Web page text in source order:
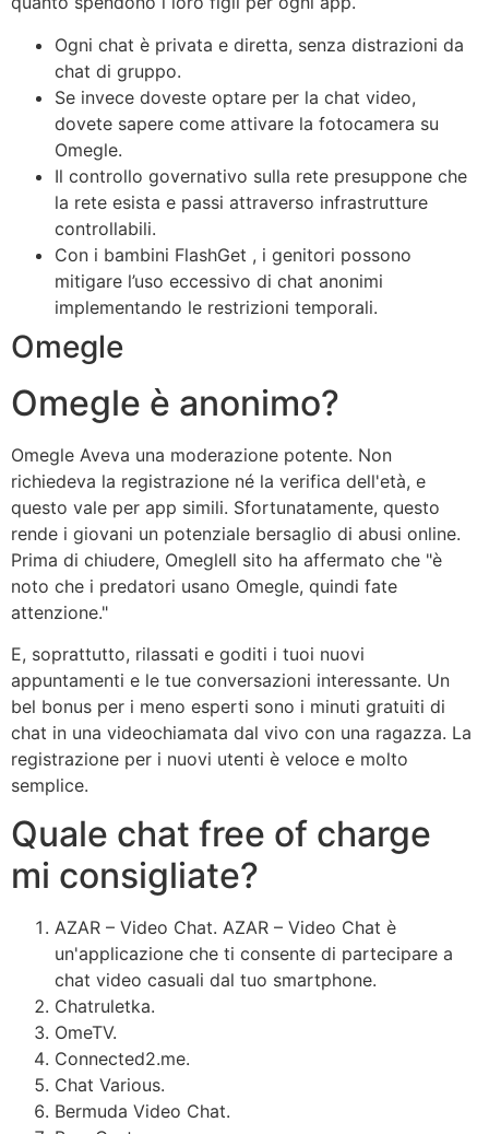
Ogni chat è privata e diretta, senza distrazioni da
chat di gruppo.
Se invece doveste optare per la chat video,
dovete sapere come attivare la fotocamera su
Omegle.
Il controllo governativo sulla rete presuppone che
la rete esista e passi attraverso infrastrutture
controllabili.
Con i bambini FlashGet , i genitori possono
mitigare l’uso eccessivo di chat anonimi
implementando le restrizioni temporali.
Omegle
Omegle è anonimo?
Omegle Aveva una moderazione potente. Non
richiedeva la registrazione né la verifica dell'età, e
questo vale per app simili. Sfortunatamente, questo
rende i giovani un potenziale bersaglio di abusi online.
Prima di chiudere, OmegleIl sito ha affermato che "è
noto che i predatori usano Omegle, quindi fate
attenzione."
E, soprattutto, rilassati e goditi i tuoi nuovi
appuntamenti e le tue conversazioni interessante. Un
bel bonus per i meno esperti sono i minuti gratuiti di
chat in una videochiamata dal vivo con una ragazza. La
registrazione per i nuovi utenti è veloce e molto
semplice.
Quale chat free of charge
mi consigliate?
AZAR – Video Chat. AZAR – Video Chat è
un'applicazione che ti consente di partecipare a
chat video casuali dal tuo smartphone.
Chatruletka.
OmeTV.
Connected2.me.
Chat Various.
Bermuda Video Chat.